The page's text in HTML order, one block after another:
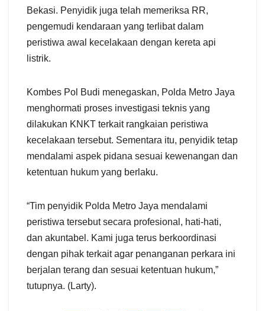
Bekasi. Penyidik juga telah memeriksa RR,
pengemudi kendaraan yang terlibat dalam
peristiwa awal kecelakaan dengan kereta api
listrik.
Kombes Pol Budi menegaskan, Polda Metro Jaya
menghormati proses investigasi teknis yang
dilakukan KNKT terkait rangkaian peristiwa
kecelakaan tersebut. Sementara itu, penyidik tetap
mendalami aspek pidana sesuai kewenangan dan
ketentuan hukum yang berlaku.
“Tim penyidik Polda Metro Jaya mendalami
peristiwa tersebut secara profesional, hati-hati,
dan akuntabel. Kami juga terus berkoordinasi
dengan pihak terkait agar penanganan perkara ini
berjalan terang dan sesuai ketentuan hukum,”
tutupnya. (Larty).